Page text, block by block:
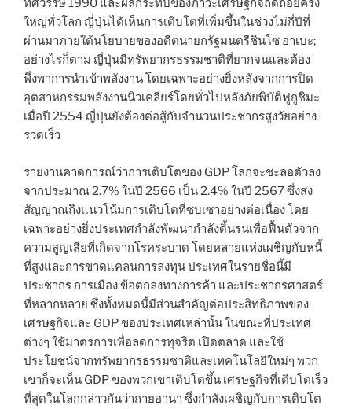
ทศวรรษ 1990 และผลกระทบของภาวะเศรษฐกิจถดถอยครั้ง
ใหญ่ทั่วโลก ญี่ปุ่นได้เห็นการเติบโตที่เพิ่มขึ้นในช่วงไม่กี่ปีที่
ผ่านมาภายใต้นโยบายของอดีตนายกรัฐมนตรีชินโซ อาเบะ;
อย่างไรก็ตาม ญี่ปุ่นมีทรัพยากรธรรมชาติที่ยากจนและต้อง
พึ่งพาการนำเข้าพลังงาน โดยเฉพาะอย่างยิ่งหลังจากการปิด
อุตสาหกรรมพลังงานนิวเคลียร์โดยทั่วไปหลังภัยพิบัติฟูกูชิมะ
เมื่อปี 2554 ญี่ปุ่นยังต้องต่อสู้กับจำนวนประชากรสูงวัยอย่าง
รวดเร็ว
รายงานคาดการณ์ว่าการเติบโตของ GDP โลกจะชะลอตัวลง
จากประมาณ 2.7% ในปี 2566 เป็น 2.4% ในปี 2567 ซึ่งส่ง
สัญญาณถึงแนวโน้มการเติบโตที่ซบเซาอย่างต่อเนื่อง โดย
เฉพาะอย่างยิ่งประเทศกำลังพัฒนากำลังดิ้นรนเพื่อฟื้นตัวจาก
ความสูญเสียที่เกิดจากโรคระบาด โดยหลายแห่งเผชิญกับหนี้
ที่สูงและการขาดแคลนการลงทุน ประเทศในรายชื่อนี้มี
ประชากร การเมือง ข้อตกลงทางการค้า และประชากรศาสตร์
ที่หลากหลาย ซึ่งทั้งหมดนี้มีส่วนสำคัญต่อประสิทธิภาพของ
เศรษฐกิจและ GDP ของประเทศเหล่านั้น ในขณะที่ประเทศ
ต่างๆ ใช้มาตรการเพื่อลดการทุจริต เปิดตลาด และใช้
ประโยชน์จากทรัพยากรธรรมชาติและเทคโนโลยีใหม่ๆ พวก
เขาก็จะเห็น GDP ของพวกเขาเติบโตขึ้น เศรษฐกิจที่เติบโตเร็ว
ที่สุดในโลกกล่าวกันว่ากายอานา ซึ่งกำลังเผชิญกับการเติบโต